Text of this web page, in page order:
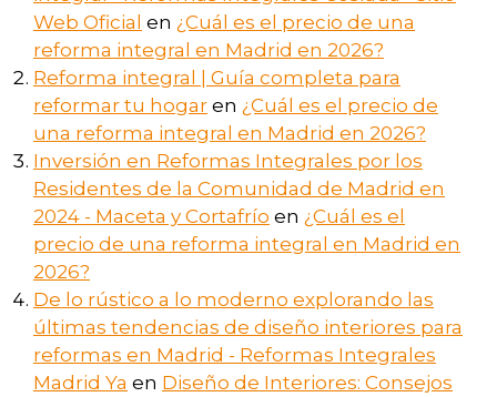
Web Oficial en ¿Cuál es el precio de una
reforma integral en Madrid en 2026?
Reforma integral | Guía completa para
reformar tu hogar en ¿Cuál es el precio de
una reforma integral en Madrid en 2026?
Inversión en Reformas Integrales por los
Residentes de la Comunidad de Madrid en
2024 - Maceta y Cortafrío en ¿Cuál es el
precio de una reforma integral en Madrid en
2026?
De lo rústico a lo moderno explorando las
últimas tendencias de diseño interiores para
reformas en Madrid - Reformas Integrales
Madrid Ya en Diseño de Interiores: Consejos